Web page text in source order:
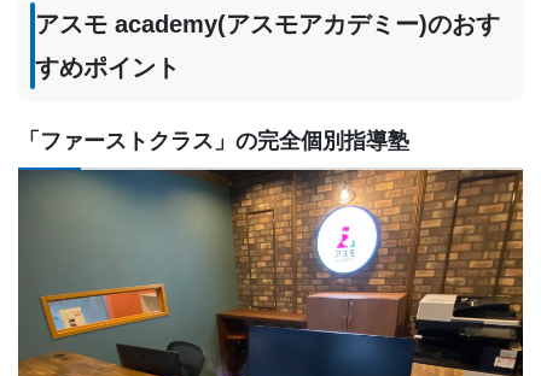
アスモ academy(アスモアカデミー)のおす
すめポイント
「ファーストクラス」の完全個別指導塾